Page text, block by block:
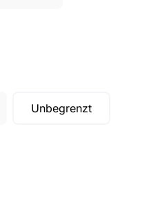
Unbegrenzt